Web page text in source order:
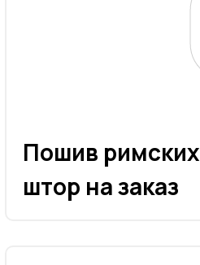
Пошив римских
штор на заказ